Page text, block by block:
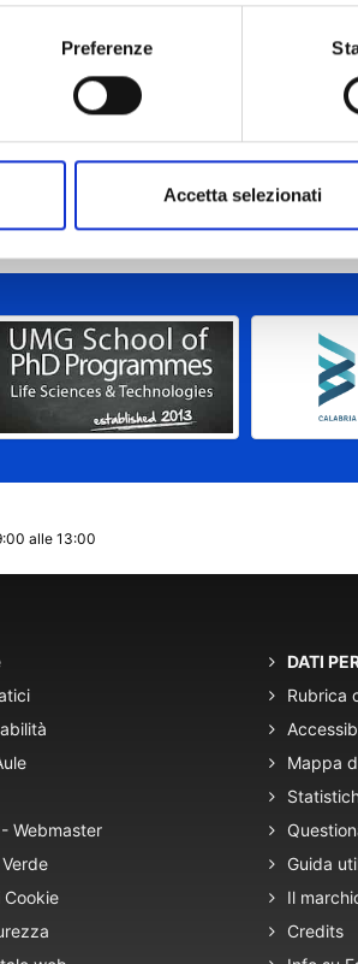
Preferenze
Accetta selezionati
a.a. 2015/2016
a.a. 2014/2015
alle 13:00
Webmaster
Cookie
DATI
Rubrica
Mappa
Guida
Il
Credits